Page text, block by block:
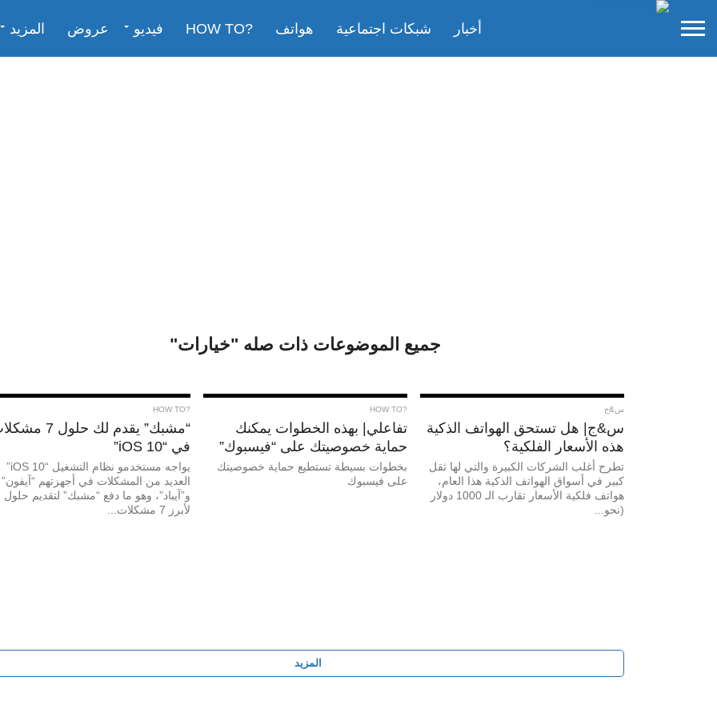
أخبار شبكات اجتماعية هواتف ?HOW TO فيديو عروض المزيد
جميع الموضوعات ذات صله "خيارات"
س&ج
س&ج| هل تستحق الهواتف الذكية
هذه الأسعار الفلكية؟
تطرح أغلب الشركات الكبيرة والتي لها ثقل
كبير في أسواق الهواتف الذكية هذا العام،
هواتف فلكية الأسعار تقارب الـ 1000 دولار
(نحو...
?HOW TO
تفاعلي| بهذه الخطوات يمكنك
حماية خصوصيتك على “فيسبوك”
بخطوات بسيطة تستطيع حماية خصوصيتك
على فيسبوك
?HOW TO
“مشبك” يقدم لك حلول 7
في “iOS 10”
يواجه مستخدمو نظام التشغيل “iOS 10”
العديد من المشكلات في أجهزتهم “آيفون”
و”آيباد”، وهو ما دفع “مشبك” لتقديم حلول
لأبرز 7 مشكلات...
المزيد